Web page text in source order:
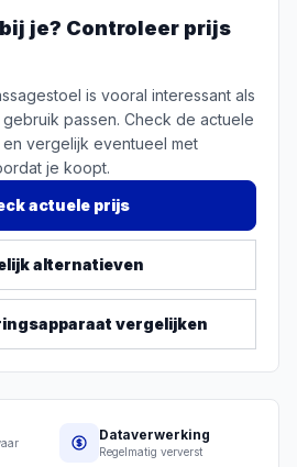
je? Controleer prijs
is vooral interessant als
passen. Check de actuele
vergelijk eventueel met
je koopt.
actuele prijs
alternatieven
vergelijken
Dataverwerking
Regelmatig ververst